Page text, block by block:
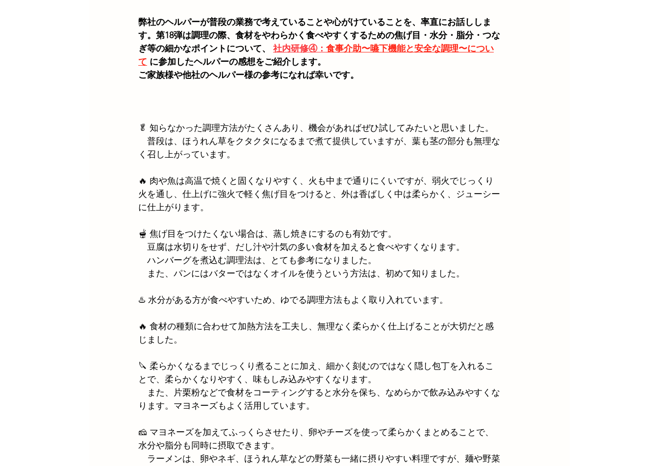
弊社のヘルパーが普段の業務で考えていることや心がけていることを、率直にお話ししま
す。第18弾は調理の際、食材をやわらかく食べやすくするための焦げ目・水分・脂分・つな
ぎ等の細かなポイントについて、 社内研修④： 食事介助〜嚥下機能と安全な調理〜につい
て に参加したヘルパーの感想をご紹介します。
ご家族様や他社のヘルパー様の参考になれば幸いです。
🥬 知らなかった調理方法がたくさんあり、機会があればぜひ試してみたいと思いました。
普段は、ほうれん草をクタクタになるまで煮て提供していますが、葉も茎の部分も無理な
く召し上がっています。
🔥 肉や魚は高温で焼くと固くなりやすく、火も中まで通りにくいですが、弱火でじっくり
火を通し、仕上げに強火で軽く焦げ目をつけると、外は香ばしく中は柔らかく、ジューシー
に仕上がります。
🫕 焦げ目をつけたくない場合は、蒸し焼きにするのも有効です。
豆腐は水切りをせず、だし汁や汁気の多い食材を加えると食べやすくなります。
ハンバーグを煮込む調理法は、とても参考になりました。
また、パンにはバターではなくオイルを使うという方法は、初めて知りました。
♨️ 水分がある方が食べやすいため、ゆでる調理方法もよく取り入れています。
🔥 食材の種類に合わせて加熱方法を工夫し、無理なく柔らかく仕上げることが大切だと感
じました。
🔪 柔らかくなるまでじっくり煮ることに加え、細かく刻むのではなく隠し包丁を入れるこ
とで、柔らかくなりやすく、味もしみ込みやすくなります。
また、片栗粉などで食材をコーティングすると水分を保ち、なめらかで飲み込みやすくな
ります。マヨネーズもよく活用しています。
🧀 マヨネーズを加えてふっくらさせたり、卵やチーズを使って柔らかくまとめることで、
水分や脂分も同時に摂取できます。
ラーメンは、卵やネギ、ほうれん草などの野菜も一緒に摂りやすい料理ですが、麺や野菜